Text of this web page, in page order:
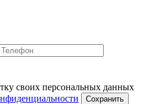
своих персональных данных